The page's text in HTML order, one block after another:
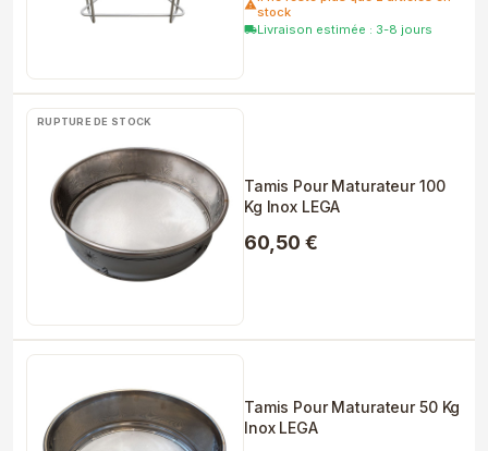
warningstock
local_shippingLivraison estimée : 3-8 jours
RUPTURE DE STOCK
Tamis Pour Maturateur 100
Kg Inox LEGA
60,50 €
Tamis Pour Maturateur 50 Kg
Inox LEGA